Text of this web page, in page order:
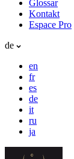
Glossar
Kontakt
Espace Pro
de
en
fr
es
de
it
ru
ja